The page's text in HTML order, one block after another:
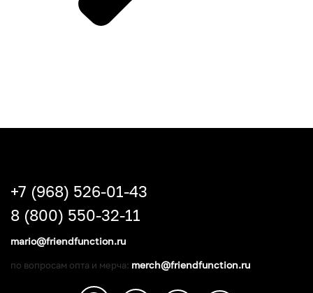
+7 (968) 526-01-43
8 (800) 550-32-11
mario@friendfunction.ru
по вопросам опта и мерча: merch@friendfunction.ru